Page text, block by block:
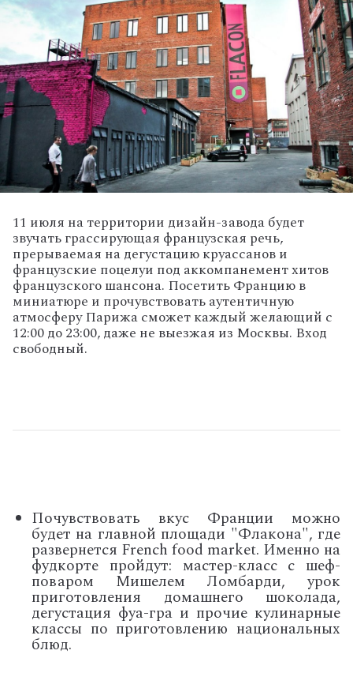
11 июля на территории дизайн-завода будет
звучать грассирующая французская речь,
прерываемая на дегустацию круассанов и
французские поцелуи под аккомпанемент хитов
французского шансона. Посетить Францию в
миниатюре и прочувствовать аутентичную
атмосферу Парижа сможет каждый желающий с
12:00 до 23:00, даже не выезжая из Москвы. Вход
свободный.
Почувствовать вкус Франции можно
будет на главной площади "Флакона", где
развернется French food market. Именно на
фудкорте пройдут: мастер-класс с шеф-
поваром Мишелем Ломбарди, урок
приготовления домашнего шоколада,
дегустация фуа-гра и прочие кулинарные
классы по приготовлению национальных
блюд.